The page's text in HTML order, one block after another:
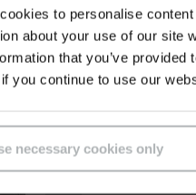
to personalise
about your use of our site
that you’ve
you continue to use our
necessary cookies only
displejem, nastavitelného